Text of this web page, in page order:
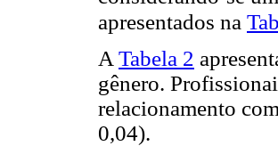
apresentados na
A Tabela 2
gênero.
relacionamento
0,04).